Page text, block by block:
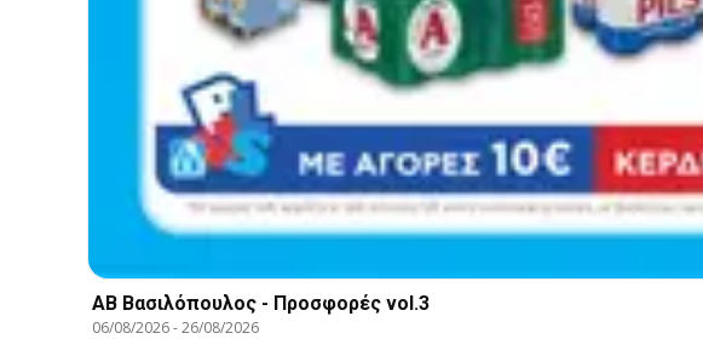
ΑΒ Βασιλόπουλος - Προσφορές vol.3
06/08/2026-26/08/2026